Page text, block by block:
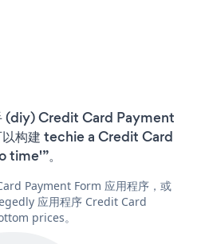
(diy) Credit Card Payment
构建 techie a Credit Card
。
Payment Form 应用程序，或
应用程序 Credit Card
prices。